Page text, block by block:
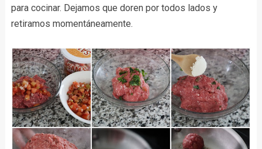
para cocinar. Dejamos que doren por todos lados y
retiramos momentáneamente.